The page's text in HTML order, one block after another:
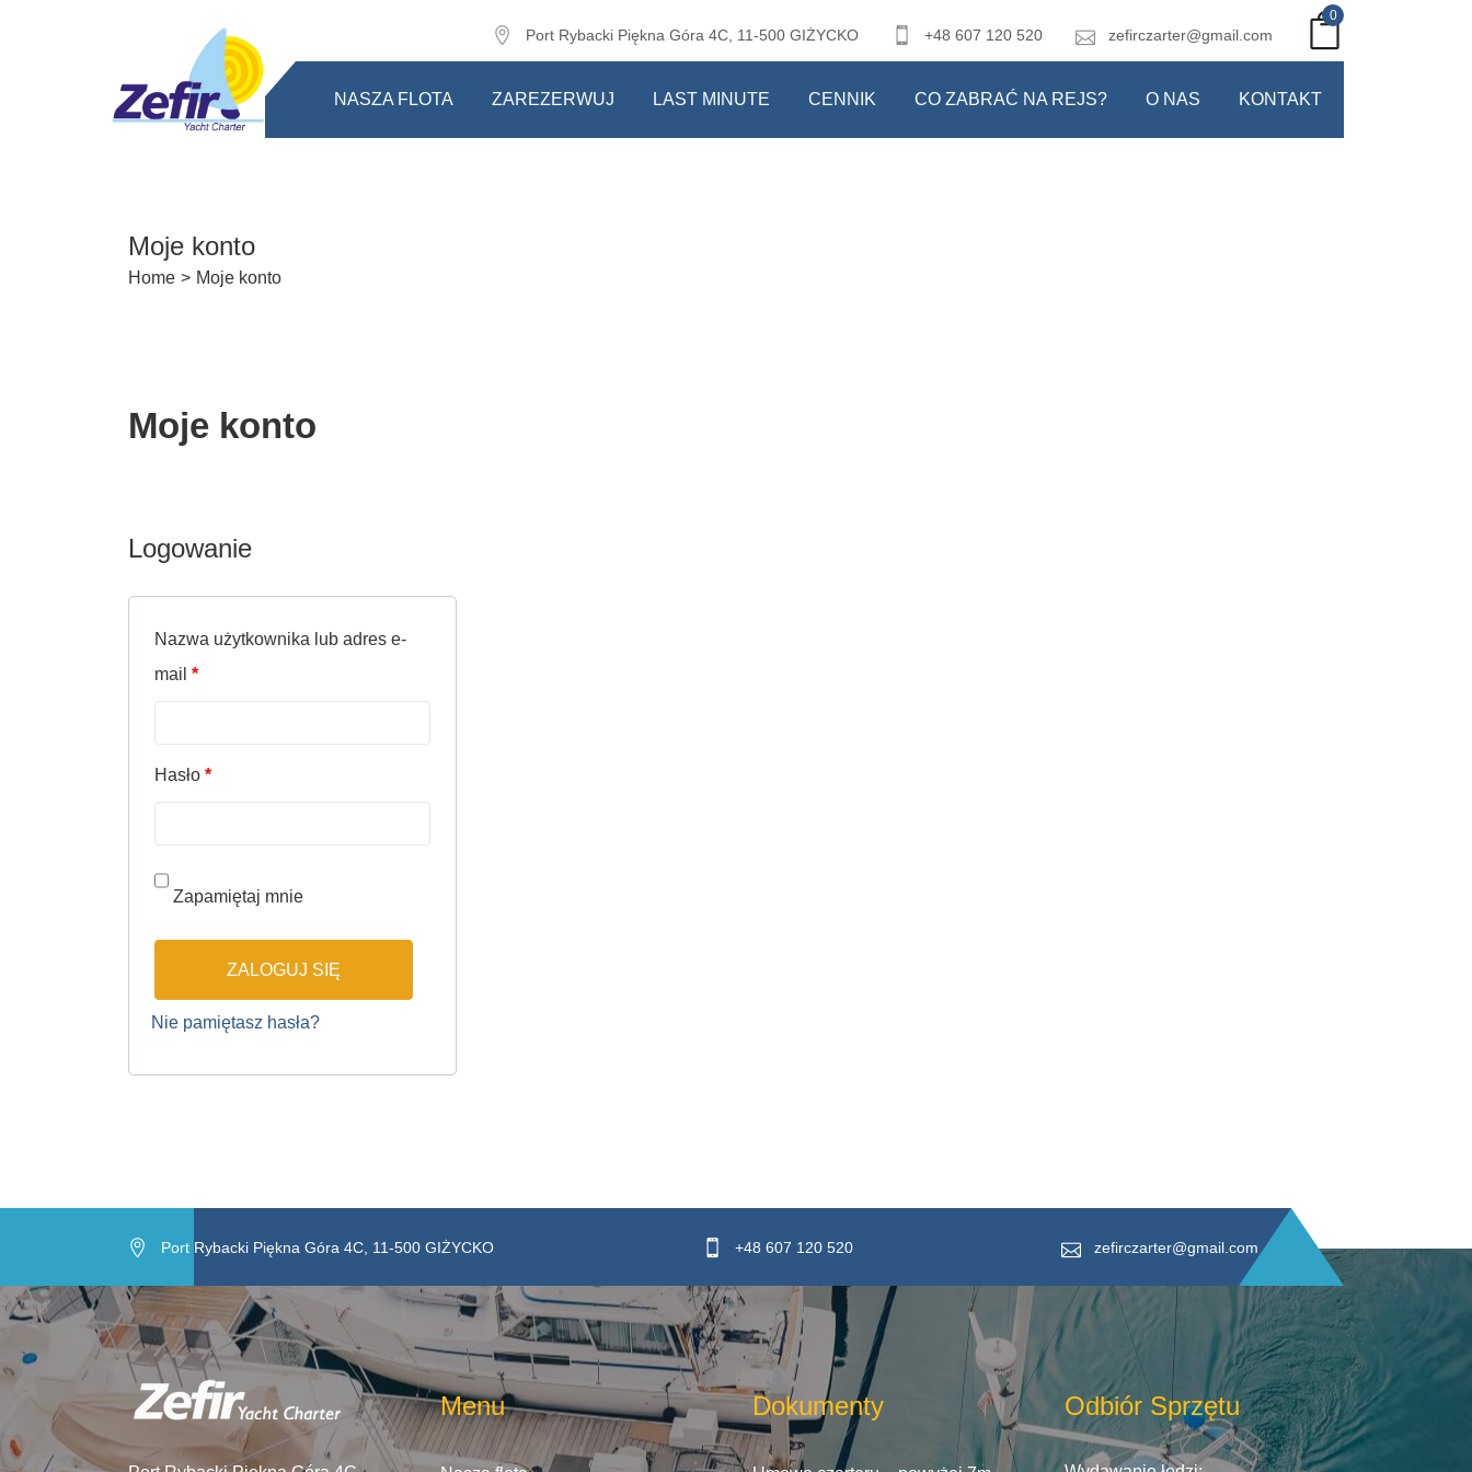
Port Rybacki Piękna Góra 4C, 11-500 GIŻYCKO +48 607 120 520 zefirczarter@gmail.com
0
NASZA FLOTA ZAREZERWUJ LAST MINUTE CENNIK CO ZABRAĆ NA REJS? O NAS KONTAKT
Moje konto
Home > Moje konto
Moje konto
Logowanie
Nazwa użytkownika lub adres e-
mail *Wymagane
Hasło *Wymagane
Zapamiętaj mnie
ZALOGUJ SIĘ
Nie pamiętasz hasła?
Port Rybacki Piękna Góra 4C, 11-500 GIŻYCKO +48 607 120 520 zefirczarter@gmail.com
Menu Dokumenty Odbiór Sprzętu